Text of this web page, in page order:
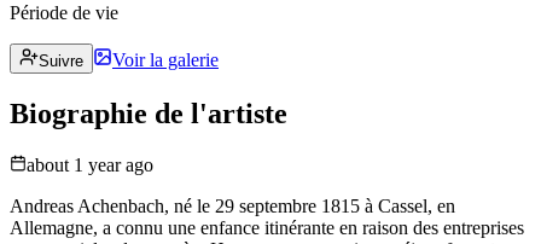
Période de vie
Suivre Voir la galerie
Biographie de l'artiste
about 1 year ago
Andreas Achenbach, né le 29 septembre 1815 à Cassel, en
Allemagne, a connu une enfance itinérante en raison des entreprises